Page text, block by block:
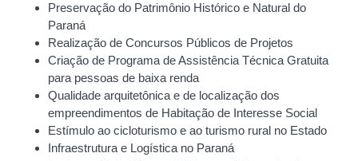
Preservação do Patrimônio Histórico e Natural do
Paraná
Realização de Concursos Públicos de Projetos
Criação de Programa de Assistência Técnica Gratuita
para pessoas de baixa renda
Qualidade arquitetônica e de localização dos
empreendimentos de Habitação de Interesse Social
Estímulo ao cicloturismo e ao turismo rural no Estado
Infraestrutura e Logística no Paraná